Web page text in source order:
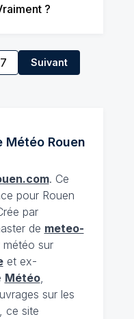
?
Suivant
Météo Rouen
. Ce
pour Rouen
par
de meteo-
sur
et ex-
Météo,
sur les
ce site